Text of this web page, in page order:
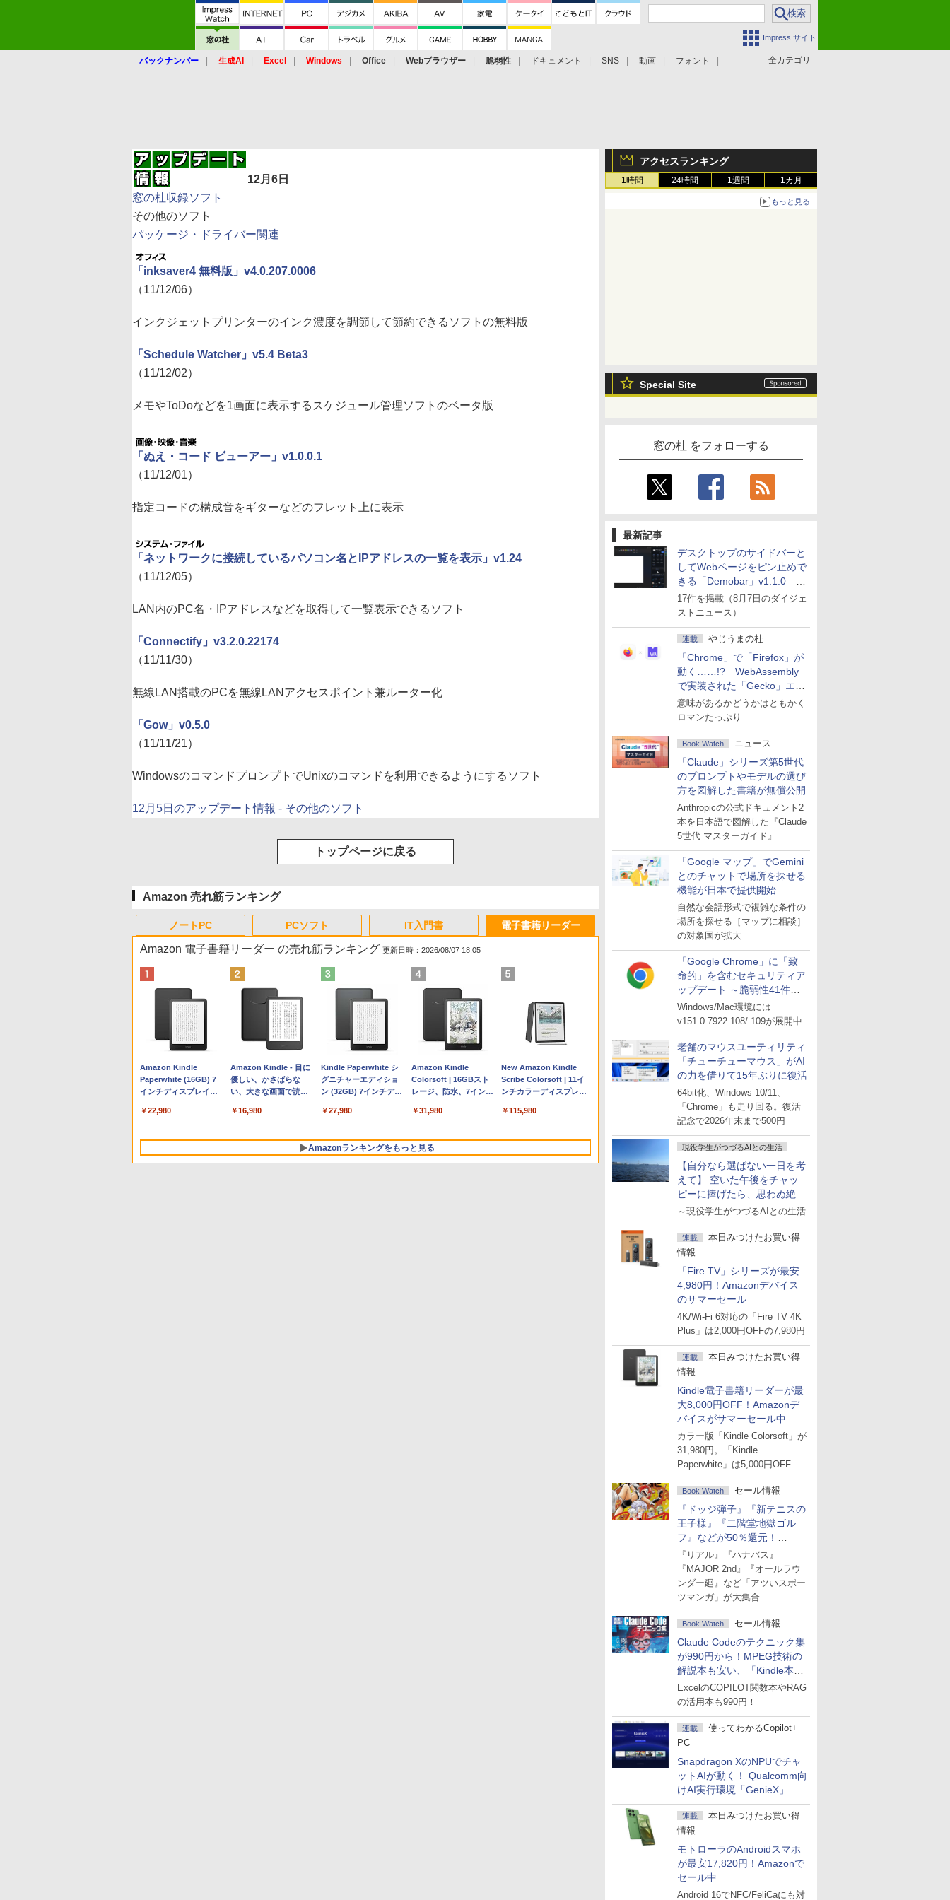
Impress サイト
全カテゴリ
バックナンバー 生成AI Excel Windows Office Webブラウザー 脆弱性 ドキュメント SNS 動画 フォント
アクセスランキング
1時間 24時間 1週間 1カ月
もっと見る
Special Site
窓の杜 をフォローする
最新記事
デスクトップのサイドバーと
してWebページをピン止めで
きる「Demobar」v1.1.0 ほ
か
17件を掲載（8月7日のダイジェ
ストニュース）
連載 やじうまの杜
「Chrome」で「Firefox」が
動く……!? WebAssembly
で実装された「Gecko」エン
ジン
意味があるかどうかはともかく
ロマンたっぷり
Book Watch ニュース
「Claude」シリーズ第5世代
のプロンプトやモデルの選び
方を図解した書籍が無償公開
Anthropicの公式ドキュメント2
本を日本語で図解した『Claude
5世代 マスターガイド』
「Google マップ」でGemini
とのチャットで場所を探せる
機能が日本で提供開始
自然な会話形式で複雑な条件の
場所を探せる［マップに相談］
の対象国が拡大
「Google Chrome」に「致
命的」を含むセキュリティア
ップデート ～脆弱性41件に
対処
Windows/Mac環境には
v151.0.7922.108/.109が展開中
老舗のマウスユーティリティ
「チューチューマウス」がAI
の力を借りて15年ぶりに復活
64bit化、Windows 10/11、
「Chrome」も走り回る。復活
記念で2026年末まで500円
現役学生がつづるAIとの生活
【自分なら選ばない一日を考
えて】 空いた午後をチャッ
ピーに捧げたら、思わぬ絶景
に出会った話
～現役学生がつづるAIとの生活
連載
本日みつけたお買い得
情報
「Fire TV」シリーズが最安
4,980円！Amazonデバイス
のサマーセール
4K/Wi-Fi 6対応の「Fire TV 4K
Plus」は2,000円OFFの7,980円
連載
本日みつけたお買い得
情報
Kindle電子書籍リーダーが最
大8,000円OFF！Amazonデ
バイスがサマーセール中
カラー版「Kindle Colorsoft」が
31,980円。「Kindle
Paperwhite」は5,000円OFF
Book Watch セール情報
『ドッジ弾子』『新テニスの
王子様』『二階堂地獄ゴル
フ』などが50％還元！
Amazonマンガ週末セール
『リアル』『ハナバス』
『MAJOR 2nd』『オールラウ
ンダー廻』など「アツいスポー
ツマンガ」が大集合
Book Watch セール情報
Claude Codeのテクニック集
が990円から！MPEG技術の
解説本も安い、「Kindle本サ
マーセール」第2弾開始！
ExcelのCOPILOT関数本やRAG
の活用本も990円！
連載
使ってわかるCopilot+
PC
Snapdragon XのNPUでチャ
ットAIが動く！ Qualcomm向
けAI実行環境「GenieX」を
試してみた
連載
本日みつけたお買い得
情報
モトローラのAndroidスマホ
が最安17,820円！Amazonで
セール中
Android 16でNFC/FeliCaにも対
12月6日
窓の杜収録ソフト
その他のソフト
パッケージ・ドライバー関連
「inksaver4 無料版」v4.0.207.0006
（11/12/06）
インクジェットプリンターのインク濃度を調節して節約できるソフトの無料版
「Schedule Watcher」v5.4 Beta3
（11/12/02）
メモやToDoなどを1画面に表示するスケジュール管理ソフトのベータ版
「ぬえ・コード ビューアー」v1.0.0.1
（11/12/01）
指定コードの構成音をギターなどのフレット上に表示
「ネットワークに接続しているパソコン名とIPアドレスの一覧を表示」v1.24
（11/12/05）
LAN内のPC名・IPアドレスなどを取得して一覧表示できるソフト
「Connectify」v3.2.0.22174
（11/11/30）
無線LAN搭載のPCを無線LANアクセスポイント兼ルーター化
「Gow」v0.5.0
（11/11/21）
WindowsのコマンドプロンプトでUnixのコマンドを利用できるようにするソフト
12月5日のアップデート情報 - その他のソフト
トップページに戻る
Amazon 売れ筋ランキング
ノートPC
Apple 2026 MacBook
Neo A18 Proチップ搭
載13インチノートブッ
Intelligence、Liquid
8GBメモリ、512GB
HDカメラ、Touch ID -
￥162,598
tomtoc 360°保護 15.6
16インチ パソコンケー
ス Dell NEC Lavie
Lenovo対応
￥2,952
Apple 2026 MacBook
Air M5チップ搭載13イ
ンチノートブック：AI
13.6インチLiquid
16GBユニファイドメモ
リ、1TB SSDストレー
ジ、12MPセンターフレ
￥261,414
【Amazon.co.jp限定】
HP ノートパソコン 15-
fd 15.6インチ 16GBメ
テル Core 5
￥129,800
FMV ノートパソコン
WE1-K3 (MS 365
Personal/Copilotキー搭
i5/16GB/SSD 512GB/ホ
FMVWK3E15W_AZ
￥139,880
PCソフト
Robloxギフトカード -
800 Robux 【限定バー
チャルアイテムを含
ムコード】 ロブロック
版
￥1,300
Microsoft Office
Home & Business
2024(最新 永続版)|オン
版|Windows11、
￥39,582
Robloxギフトカード -
2,000 Robux 【限定バ
ーチャルアイテムを含
ムコード】 ロブロック
版
￥3,200
Robloxギフトカード -
1000 Robux 【限定バ
ーチャルアイテムを含
ムコード】 ロブロック
￥1,600
Windows版 | Minecraft
(マインクラフト): Java &
Bedrock Edition | オンラ
￥3,600
IT入門書
生成AIパスポート公式
テキスト 第４版
￥1,766
AIイラスト表現辞典: 思
い通りの絵を引き出す
プロンプトの言葉 AI画
イラストLabo)
￥480
ClaudeCode いちばん
やさしい 教科書: 非エ
ンジニア 初心者 素人
アル AI副業にもコンテ
版にも！ 非エンジニア
のためのAIコーディン
グ入門シリーズ
￥99
1冊ですべて身につく
HTML & CSSとWebデ
ザイン入門講座［第2
￥1,292
FM TOWNS ハイパー・
カタログ: 本体ハードウ
ェア・市販ソフトウェア
最新エミュレータ紹介
￥1,600
電子書籍リーダー
Amazon 電子書籍リーダー の売れ筋ランキング 更新日時：2026/08/07 18:05
Amazon Kindle
Paperwhite (16GB) 7
インチディスプレイ、
間持続バッテリー、広
￥22,980
Amazon Kindle - 目に
優しい、かさばらな
い、大きな画面で読み
テリー、6インチディス
ー、ブラック、16GB、
￥16,980
Kindle Paperwhite シ
グニチャーエディショ
ン (32GB) 7インチディ
調整、色調調節ライ
リー、広告なし、メタ
リックブラック
￥27,980
Amazon Kindle
Colorsoft | 16GBスト
レージ、防水、7インチ
色調調節ライト、最大8
広告無し、ブラック
(2025年発売)
￥31,980
New Amazon Kindle
Scribe Colorsoft | 11イ
ンチカラーディスプレ
ノート機能搭載、明るさ
ト、プレミアムペン付
￥115,980
Amazonランキングをもっと見る